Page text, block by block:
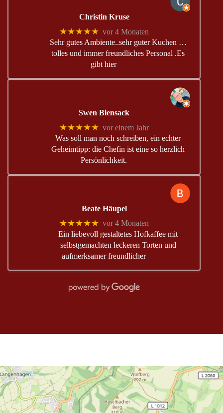
Christin Kruse
★★★★★ vor 4 Monaten
Sehr gutes Ambiente..sehr guter Kuchen …
tolles und immer freundliches Personal .Es
gibt hier
Swen Biensack
★★★★★ vor einem Jahr
Was soll man noch schreiben, ein echter
Geheimtipp: die Chefin ist eine so herzlich
Persönlichkeit.
Beate Häupel
★★★★★ vor 4 Monaten
Ein liebevoll gestaltetes Hofkaffee mit
selbstgemachten leckeren Torten und
aufmerksamer freundlicher